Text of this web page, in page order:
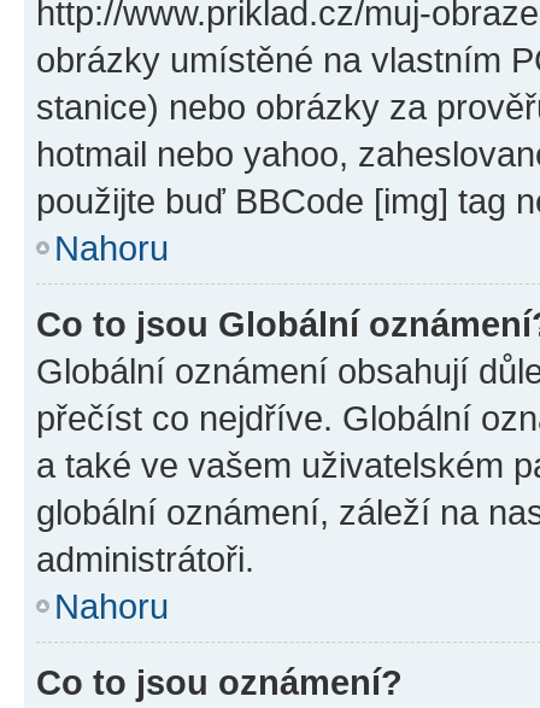
http://www.priklad.cz/muj-
obrázky umístěné na vlastním
stanice) nebo obrázky za
hotmail nebo yahoo,
použijte buď BBCode [img] tag
Nahoru
Co to jsou Globální
Globální oznámení obsahují
přečíst co nejdříve. Globální
a také ve vašem uživatelském
globální oznámení, záleží na
administrátoři.
Nahoru
Co to jsou oznámení?